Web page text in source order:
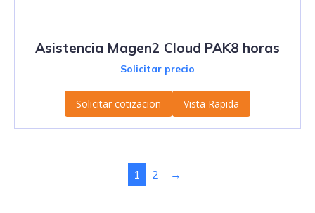
Asistencia Magen2 Cloud PAK8 horas
Solicitar precio
Solicitar cotizacion Vista Rapida
1 2 →